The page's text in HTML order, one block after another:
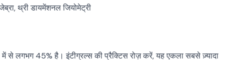
थ्री डायमेंशनल जियोमेट्री
लगभग 45% है। इंटीग्रल्स की प्रैक्टिस रोज़ करें, यह एकला सबसे ज़्यादा